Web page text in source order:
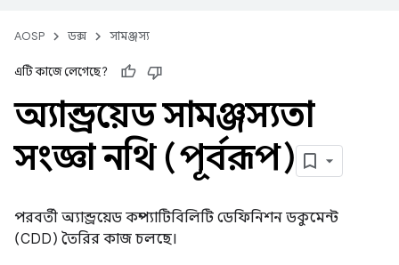
AOSP ডক্স সামঞ্জস্য
এটি কাজে লেগেছে?
অ্যান্ড্রয়েড সামঞ্জস্যতা
সংজ্ঞা নথি (পূর্বরূপ)
পরবর্তী অ্যান্ড্রয়েড কম্প্যাটিবিলিটি ডেফিনিশন ডকুমেন্ট
(CDD) তৈরির কাজ চলছে।